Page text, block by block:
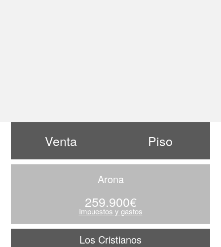
Venta Piso
Arona
259.900€
Impuestos y gastos
Los Cristianos